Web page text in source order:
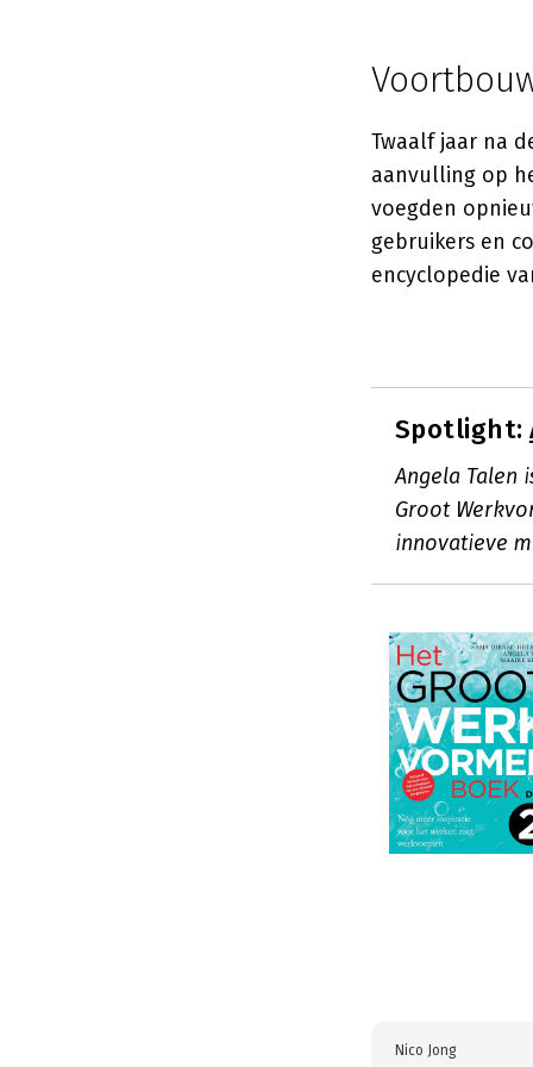
Twaalf jaar na
aanvulling op
voegden
gebruikers en
encyclopedie
Spotlight:
Angela Talen
Groot
innovatieve
Nico Jong